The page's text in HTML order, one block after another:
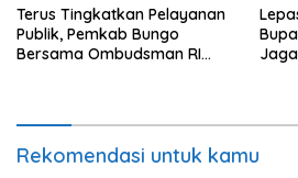
Terus Tingkatkan Pelayanan
Publik, Pemkab Bungo
Bersama Ombudsman RI
Rekomendasi untuk kamu